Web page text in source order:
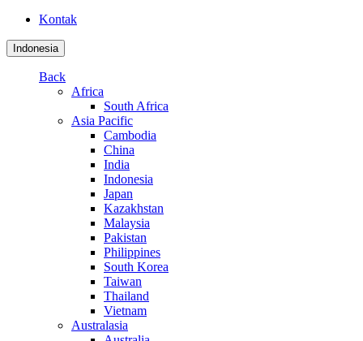
Kontak
Indonesia
Back
Africa
South Africa
Asia Pacific
Cambodia
China
India
Indonesia
Japan
Kazakhstan
Malaysia
Pakistan
Philippines
South Korea
Taiwan
Thailand
Vietnam
Australasia